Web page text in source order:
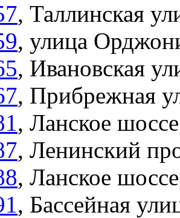
, Таллинская
, улица
, Ивановская
, Прибрежная
, Ланское
, Ленинский
, Ланское
, Бассейная